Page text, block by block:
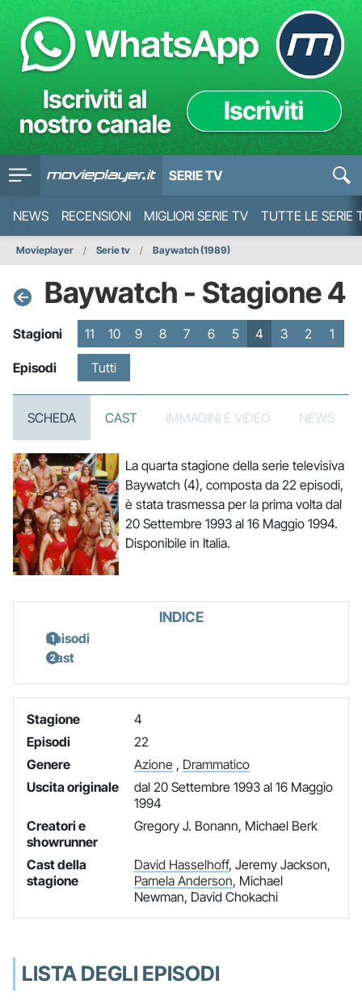
SERIE TV
NEWS RECENSIONI MIGLIORI SERIE TV TUTTE LE SERIE
Movieplayer Serie tv Baywatch (1989)
Baywatch - Stagione 4
Stagioni 11 10 9 8 7 6 5 4 3 2 1
Episodi Tutti
SCHEDA CAST IMMAGINI E VIDEO NEWS
La quarta stagione della serie televisiva
Baywatch (4), composta da 22 episodi,
è stata trasmessa per la prima volta dal
20 Settembre 1993 al 16 Maggio 1994.
Disponibile in Italia.
INDICE
Episodi
Cast
Stagione
4
Episodi
22
Genere
Azione, Drammatico
Uscita originale
dal 20 Settembre 1993 al 16 Maggio
1994
Creatori e
showrunner
Gregory J. Bonann, Michael Berk
Cast della
stagione
David Hasselhoff, Jeremy Jackson,
Pamela Anderson, Michael
Newman, David Chokachi
LISTA DEGLI EPISODI